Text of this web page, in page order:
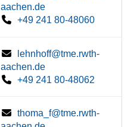
aachen.de
+49 241 80-48060
lehnhoff@tme.rwth-
aachen.de
+49 241 80-48062
thoma_f@tme.rwth-